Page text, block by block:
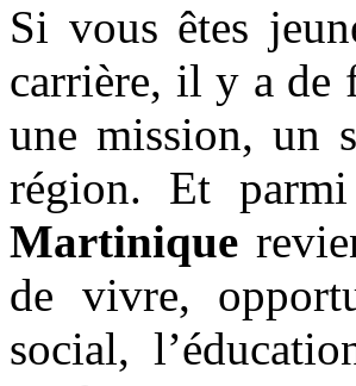
Si vous êtes
carrière, il y a de
une mission, un
région. Et
Martinique
de vivre,
social,